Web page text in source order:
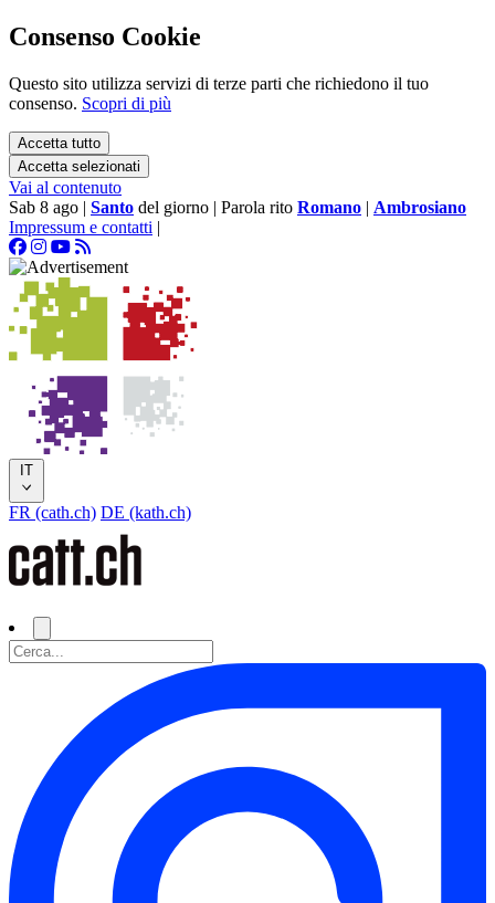
Consenso Cookie
Questo sito utilizza servizi di terze parti che richiedono il tuo
consenso. Scopri di più
Accetta tutto
Accetta selezionati
Vai al contenuto
Sab 8 ago | Santo del giorno | Parola rito Romano | Ambrosiano
Impressum e contatti |
IT
FR (cath.ch) DE (kath.ch)